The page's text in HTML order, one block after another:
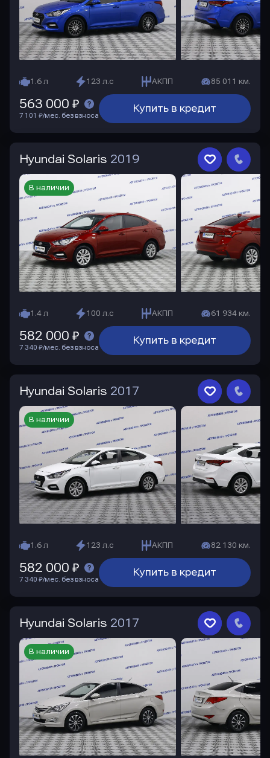
1.6 л 123 л.с АКПП 85 011 км.
Купить в кредит
563 000 ₽
7 101 ₽/мес. без взноса
Hyundai Solaris 2019
1.4 л 100 л.с АКПП 61 934 км.
В наличии
Купить в кредит
582 000 ₽
7 340 ₽/мес. без взноса
Hyundai Solaris 2017
1.6 л 123 л.с АКПП 82 130 км.
В наличии
Купить в кредит
582 000 ₽
7 340 ₽/мес. без взноса
Hyundai Solaris 2017
В наличии